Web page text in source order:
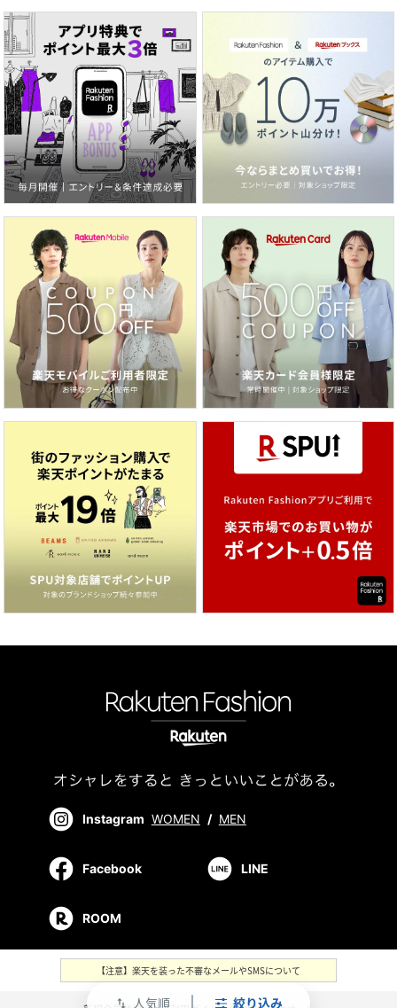
swap_vert 人気順 絞り込み
Instagram WOMEN / MEN
Facebook LINE
ROOM
【注意】楽天を装った不審なメールやSMSについて